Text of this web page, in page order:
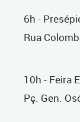
6h -
Rua
10h - Feira
Pç. Gen.